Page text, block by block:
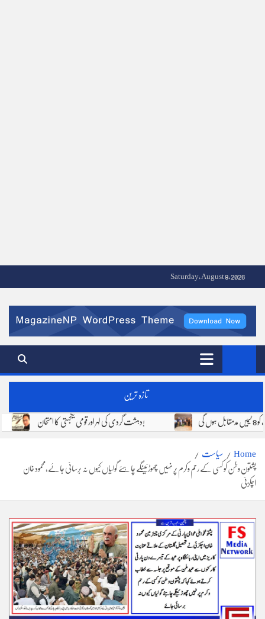
to
تازہ ترین
دہشت گردی کی لہر اور قومی یکجہتی کا امتحان!
Home سیاست
پشتون وطن کو کسی کے رحم وکرم پر نہیں چھوڑئینگے چاہئے گولیاں کیوں نہ برسائی جائے،محمود خان
اچکزئی